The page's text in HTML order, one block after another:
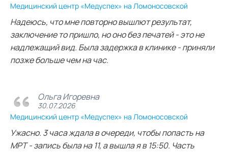
Медицинский центр «Медуспех» на Ломоносовской
Надеюсь, что мне повторно вышлют результат,
заключение то пришло, но оно без печатей - это не
надлежащий вид. Была задержка в клинике - приняли
позже больше чем на час.
Ольга Игоревна
30.07.2026
Медицинский центр «Медуспех» на Ломоносовской
Ужасно. 3 часа ждала в очереди, чтобы попасть на
МРТ - запись была на 11, а вышла я в 15:50. Часть